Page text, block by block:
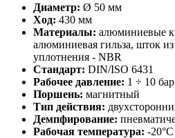
Диаметр: Ø 50 мм
Ход: 430 мм
Материалы: алюминиевые
алюминиевая гильза, шток
уплотнения - NBR
Стандарт: DIN/ISO 6431
Рабочее давление: 1 ÷ 10 бар
Поршень: магнитный
Тип действия:
Демпфирование:
Рабочая температура: -